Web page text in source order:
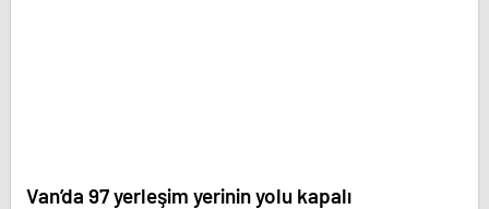
Van’da 97 yerleşim yerinin yolu kapalı